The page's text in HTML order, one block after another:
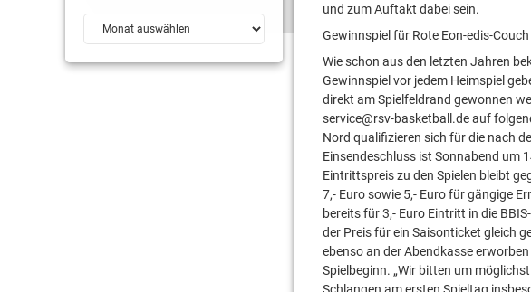
und zum Auftakt dabei sein.
Gewinnspiel für Rote Eon-edis-
Wie schon aus den letzten Jahren
Gewinnspiel vor jedem Heimspiel
direkt am Spielfeldrand gewonnen
service@rsv-basketball.de auf
Nord qualifizieren sich für die nach
Einsendeschluss ist Sonnabend um
Eintrittspreis zu den Spielen bleibt
7,- Euro sowie 5,- Euro für gängige
bereits für 3,- Euro Eintritt in die
der Preis für ein Saisonticket gleich
ebenso an der Abendkasse
Spielbeginn. „Wir bitten um
Archiv